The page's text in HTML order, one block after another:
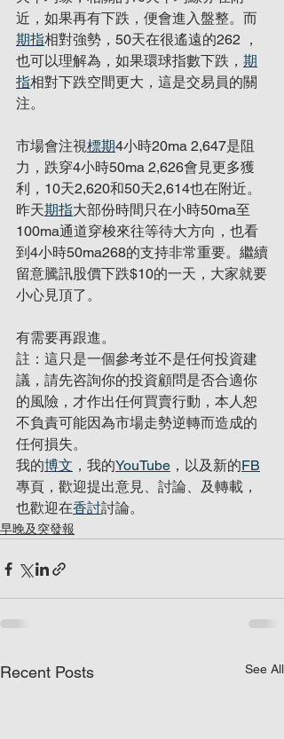
近，如果再有下跌，便會進入盤整。而
期指相對強勢，50天在很遙遠的262 ，
也可以理解為，如果環球指數下跌， 期
指相對下跌空間更大，這是交易員的關
注。
市場會注視標期4小時20ma 2,647是阻
力，跌穿4小時50ma 2,626會見更多獲
利，10天2,620和50天2,614也在附近。
昨天期指大部份時間只在小時50ma至
100ma通道穿梭來往等待大方向，也看
到4小時50ma268的支持非常重要。繼續
留意騰訊股價下跌$10的一天，大家就要
小心見頂了。
有需要再跟進。
註：這只是一個參考並不是任何投資建
議，請先咨詢你的投資顧問是否合適你
的風險，才作出任何買賣行動，本人恕
不負責可能因為市場走勢逆轉而造成的
任何損失。
我的博文 ，我的YouTube ，以及新的FB
專頁，歡迎提出意見、討論、及轉載，
也歡迎在香討討論。
早晚及突發報
Recent Posts See All